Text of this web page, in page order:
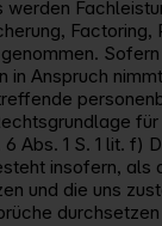
werden
Factoring,
in Anspruch
für
Abs. 1 S. 1 lit. f)
insofern, als
und die uns